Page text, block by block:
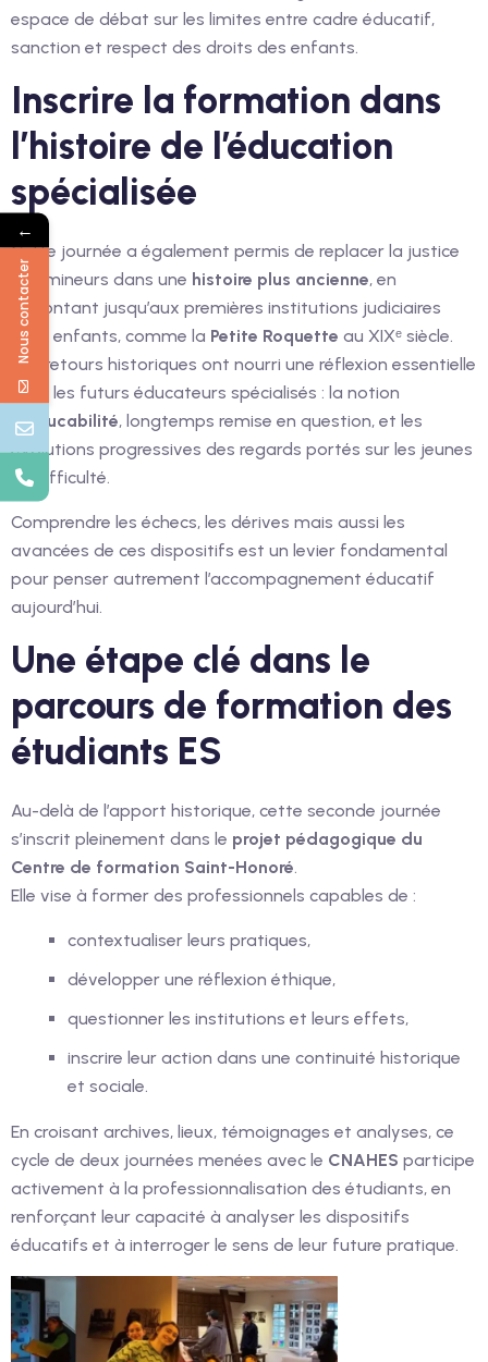
espace de débat sur les limites entre cadre éducatif,
sanction et respect des droits des enfants.
Inscrire la formation dans
l’histoire de l’éducation
spécialisée
Cette journée a également permis de replacer la justice
des mineurs dans une histoire plus ancienne, en
remontant jusqu’aux premières institutions judiciaires
pour enfants, comme la Petite Roquette au XIXᵉ siècle.
Ces retours historiques ont nourri une réflexion essentielle
pour les futurs éducateurs spécialisés : la notion
d’éducabilité, longtemps remise en question, et les
évolutions progressives des regards portés sur les jeunes
en difficulté.
Comprendre les échecs, les dérives mais aussi les
avancées de ces dispositifs est un levier fondamental
pour penser autrement l’accompagnement éducatif
aujourd’hui.
Une étape clé dans le
parcours de formation des
étudiants ES
Au-delà de l’apport historique, cette seconde journée
s’inscrit pleinement dans le projet pédagogique du
Centre de formation Saint-Honoré.
Elle vise à former des professionnels capables de :
contextualiser leurs pratiques,
développer une réflexion éthique,
questionner les institutions et leurs effets,
inscrire leur action dans une continuité historique
et sociale.
En croisant archives, lieux, témoignages et analyses, ce
cycle de deux journées menées avec le CNAHES participe
activement à la professionnalisation des étudiants, en
renforçant leur capacité à analyser les dispositifs
éducatifs et à interroger le sens de leur future pratique.
←
Nous contacter